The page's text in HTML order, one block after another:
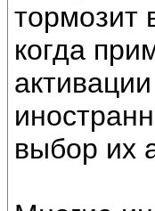
тормозит
когда
выбор их